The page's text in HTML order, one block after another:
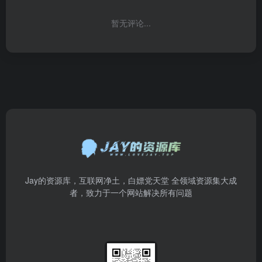
暂无评论...
Jay的资源库，互联网净土，白嫖党天堂 全领域资源集大成
者，致力于一个网站解决所有问题